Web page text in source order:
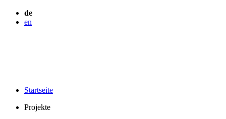
de
en
Startseite
Projekte